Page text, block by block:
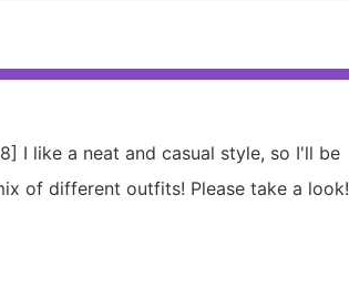
I like a neat and casual style, so I'll be
of different outfits! Please take a look!